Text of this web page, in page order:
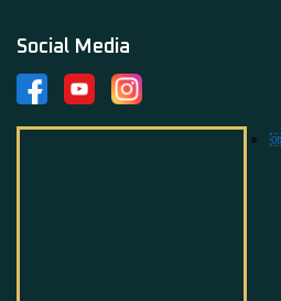
Social Media